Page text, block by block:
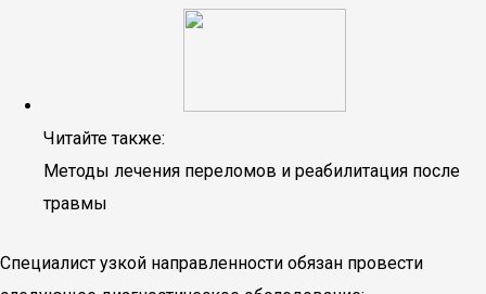
Читайте также:
Методы лечения переломов и реабилитация после
травмы
Специалист узкой направленности обязан провести